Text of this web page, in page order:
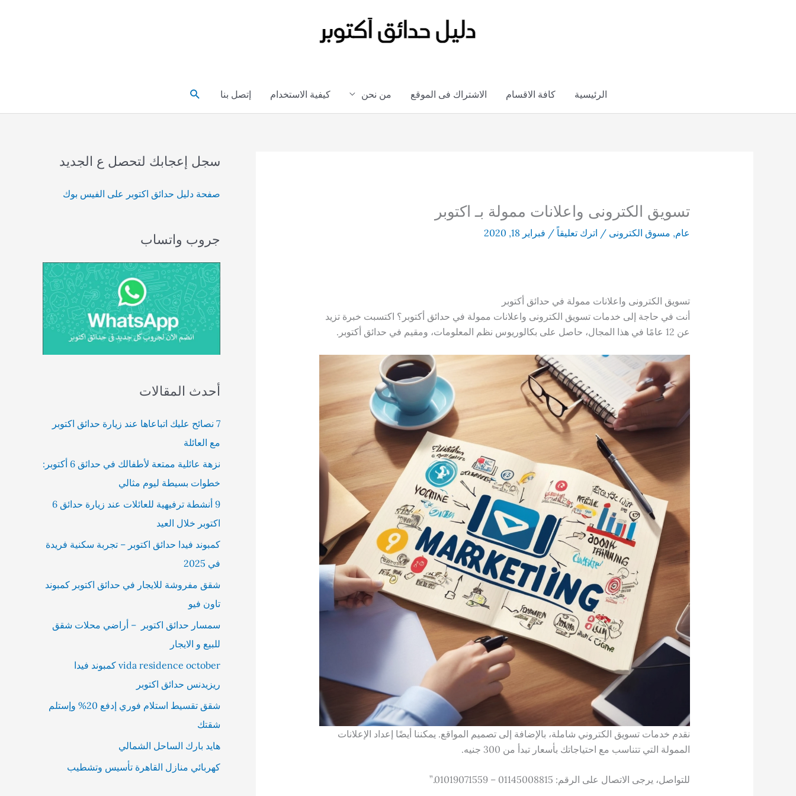
الرئيسية كافة الاقسام الاشتراك فى الموقع من نحن كيفية الاستخدام إتصل بنا البحث
تسويق الكترونى واعلانات ممولة بـ اكتوبر
عام, مسوق الكترونى / اترك تعليقاً / فبراير 18, 2020
تسويق الكترونى واعلانات ممولة في حدائق أكتوبر
أنت في حاجة إلى خدمات تسويق الكترونى واعلانات ممولة في حدائق أكتوبر؟ اكتسبت خبرة تزيد
عن 12 عامًا في هذا المجال، حاصل على بكالوريوس نظم المعلومات، ومقيم في حدائق أكتوبر.
نقدم خدمات تسويق الكتروني شاملة، بالإضافة إلى تصميم المواقع. يمكننا أيضًا إعداد الإعلانات
الممولة التي تتناسب مع احتياجاتك بأسعار تبدأ من 300 جنيه.
للتواصل، يرجى الاتصال على الرقم: 01145008815 – 01019071559.”
سجل إعجابك لتحصل ع الجديد
صفحة دليل حدائق اكتوبر على الفيس بوك
جروب واتساب
أحدث المقالات
7 نصائح عليك اتباعاها عند زيارة حدائق اكتوبر
مع العائلة
نزهة عائلية ممتعة لأطفالك في حدائق 6 أكتوبر:
خطوات بسيطة ليوم مثالي
9 أنشطة ترفيهية للعائلات عند زيارة حدائق 6
اكتوبر خلال العيد
كمبوند فيدا حدائق اكتوبر – تجربة سكنية فريدة
في 2025
شقق مفروشة للايجار في حدائق اكتوبر كمبوند
تاون فيو
سمسار حدائق اكتوبر – أراضي محلات شقق
للبيع و الايجار
vida residence october كمبوند فيدا
ريزيدنس حدائق اكتوبر
شقق تقسيط استلام فوري إدفع 20% وإستلم
شقتك
هايد بارك الساحل الشمالي
كهربائي منازل القاهرة تأسيس وتشطيب